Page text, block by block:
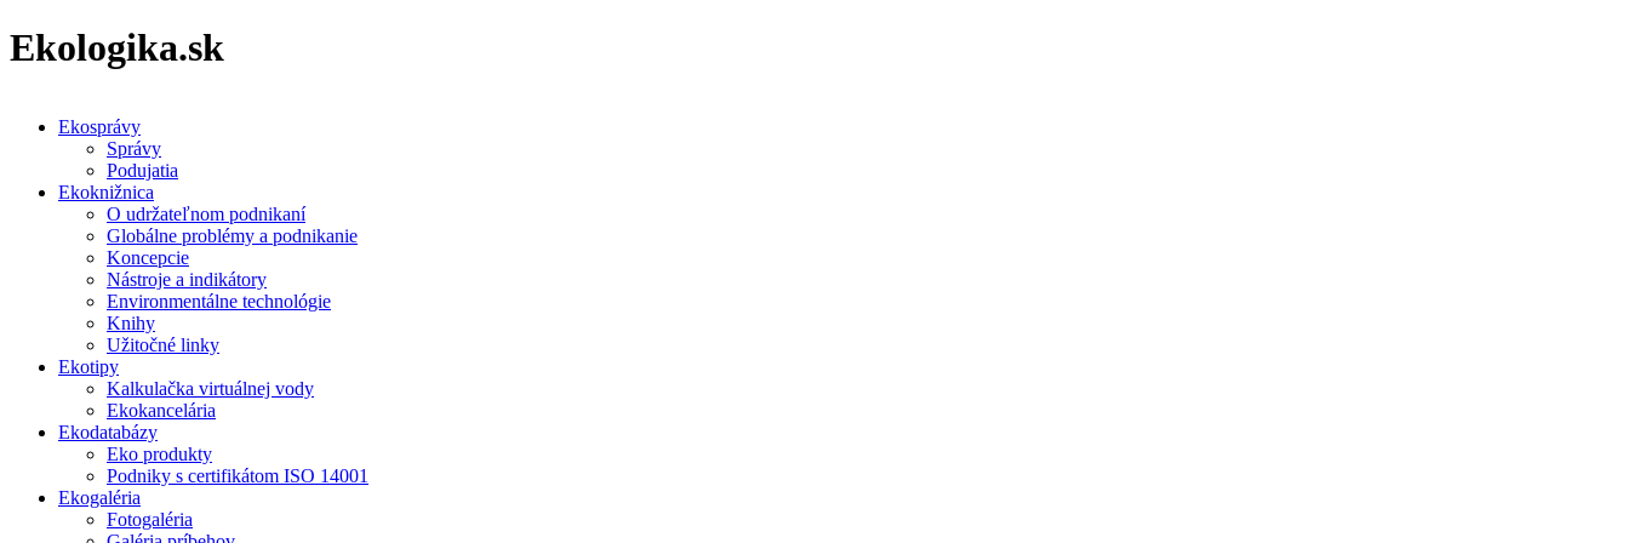
Ekologika.sk
Ekosprávy
Správy
Podujatia
Ekoknižnica
O udržateľnom podnikaní
Globálne problémy a podnikanie
Koncepcie
Nástroje a indikátory
Environmentálne technológie
Knihy
Užitočné linky
Ekotipy
Kalkulačka virtuálnej vody
Ekokancelária
Ekodatabázy
Eko produkty
Podniky s certifikátom ISO 14001
Ekogaléria
Fotogaléria